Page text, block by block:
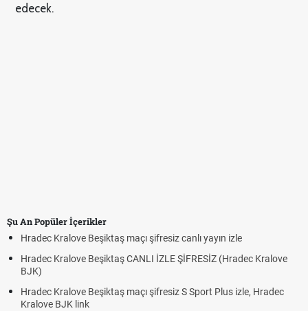
edecek.
Şu An Popüler İçerikler
Hradec Kralove Beşiktaş maçı şifresiz canlı yayın izle
Hradec Kralove Beşiktaş CANLI İZLE ŞİFRESİZ (Hradec Kralove
BJK)
Hradec Kralove Beşiktaş maçı şifresiz S Sport Plus izle, Hradec
Kralove BJK link